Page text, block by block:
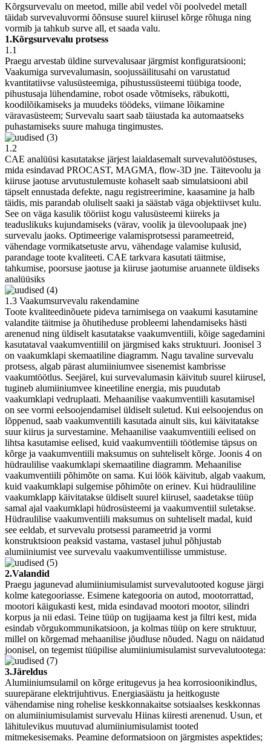
Kõrgsurvevalu on meetod, mille abil vedel või poolvedel metall
täidab survevaluvormi õõnsuse suurel kiirusel kõrge rõhuga ning
vormib ja tahkub surve all, et saada valu.
1.Kõrgsurvevalu protsess
1.1
Praegu arvestab üldine survevalusaar järgmist konfiguratsiooni;
Vaakumiga survevalumasin, soojussäilitusahi on varustatud
kvantitatiivse valusüsteemiga, pihustussüsteemi tüübiga toode,
pihustusaja lühendamine, robot osade võtmiseks, räbukotti,
koodilõikamiseks ja muudeks töödeks, viimane lõikamine
väravasüsteem; Survevalu saart saab täiustada ka automaatseks
puhastamiseks suure mahuga tingimustes.
1.2
CAE analüüsi kasutatakse järjest laialdasemalt survevalutööstuses,
mida esindavad PROCAST, MAGMA, flow-3D jne. Täitevoolu ja
kiiruse jaotuse arvutustulemuste kohaselt saab simulatsiooni abil
täpselt ennustada defekte, nagu registreerimine, kaasamine ja halb
täidis, mis parandab oluliselt saaki ja säästab väga objektiivset kulu.
See on väga kasulik tööriist kogu valusüsteemi kiireks ja
teaduslikuks kujundamiseks (värav, voolik ja ülevoolupaak jne)
survevalu jaoks. Optimeerige valamisprotsessi parameetreid,
vähendage vormikatsetuste arvu, vähendage valamise kulusid,
parandage toote kvaliteeti. CAE tarkvara kasutati täitmise,
tahkumise, poorsuse jaotuse ja kiiruse jaotumise aruannete üldiseks
analüüsiks
1.3 Vaakumsurvevalu rakendamine
Toote kvaliteedinõuete pideva tarnimisega on vaakumi kasutamine
valandite täitmise ja õhutiheduse probleemi lahendamiseks hästi
arenenud ning üldiselt kasutatakse vaakumventiili, kõige sagedamini
kasutataval vaakumventiilil on järgmised kaks struktuuri. Joonisel 3
on vaakumklapi skemaatiline diagramm. Nagu tavaline survevalu
protsess, algab pärast alumiiniumvee sisenemist kambrisse
vaakumtöötlus. Seejärel, kui survevalumasin käivitub suurel kiirusel,
tugineb alumiiniumvee kineetiline energia, mis puudutab
vaakumklapi vedruplaati. Mehaanilise vaakumventiili kasutamisel
on see vormi eelsoojendamisel üldiselt suletud. Kui eelsoojendus on
lõppenud, saab vaakumventiili kasutada ainult siis, kui käivitatakse
suur kiirus ja survestamine. Mehaanilise vaakumventiili eelised on
lihtsa kasutamise eelised, kuid vaakumventiili töötlemise täpsus on
kõrge ja vaakumventiili maksumus on suhteliselt kõrge. Joonis 4 on
hüdraulilise vaakumklapi skemaatiline diagramm. Mehaanilise
vaakumventiili põhimõte on sama. Kui löök käivitub, algab vaakum,
kuid vaakumklapi sulgemise põhimõte on erinev. Kui hüdrauliline
vaakumklapp käivitatakse üldiselt suurel kiirusel, saadetakse tüüp
samal ajal vaakumklapi hüdrosüsteemi ja vaakumventiil suletakse.
Hüdraulilise vaakumventiili maksumus on suhteliselt madal, kuid
see eeldab, et survevalu protsessi parameetrid ja vormi
konstruktsioon peaksid vastama, vastasel juhul põhjustab
alumiiniumist vee survevalu vaakumventiilisse ummistuse.
2.Valandid
Praegu jagunevad alumiiniumisulamist survevalutooted koguse järgi
kolme kategooriasse. Esimene kategooria on autod, mootorrattad,
mootori käigukasti kest, mida esindavad mootori mootor, silindri
korpus ja nii edasi. Teine tüüp on tugijaama kest ja filtri kest, mida
esindab võrgukommunikatsioon, ja kolmas tüüp on kere struktuur,
millel on kõrgemad mehaanilise jõudluse nõuded. Nagu on näidatud
joonisel, on tegemist tüüpilise alumiiniumisulamist survevalutootega:
3.Järeldus
Alumiiniumsulamil on kõrge eritugevus ja hea korrosioonikindlus,
suurepärane elektrijuhtivus. Energiasäästu ja heitkoguste
vähendamise ning rohelise keskkonnakaitse sotsiaalses keskkonnas
on alumiiniumisulamist survevalu Hiinas kiiresti arenenud. Usun, et
lähitulevikus muutuvad alumiiniumisulamist tooted
mitmekesisemaks. Peamine deformatsioon on järgmistes aspektides;